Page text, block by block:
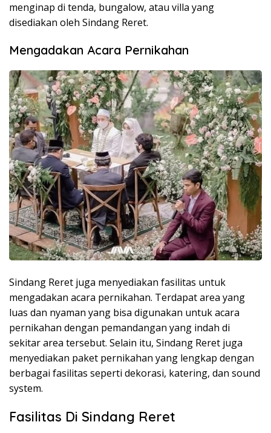
menginap di tenda, bungalow, atau villa yang
disediakan oleh Sindang Reret.
Mengadakan Acara Pernikahan
Sindang Reret juga menyediakan fasilitas untuk
mengadakan acara pernikahan. Terdapat area yang
luas dan nyaman yang bisa digunakan untuk acara
pernikahan dengan pemandangan yang indah di
sekitar area tersebut. Selain itu, Sindang Reret juga
menyediakan paket pernikahan yang lengkap dengan
berbagai fasilitas seperti dekorasi, katering, dan sound
system.
Fasilitas Di Sindang Reret